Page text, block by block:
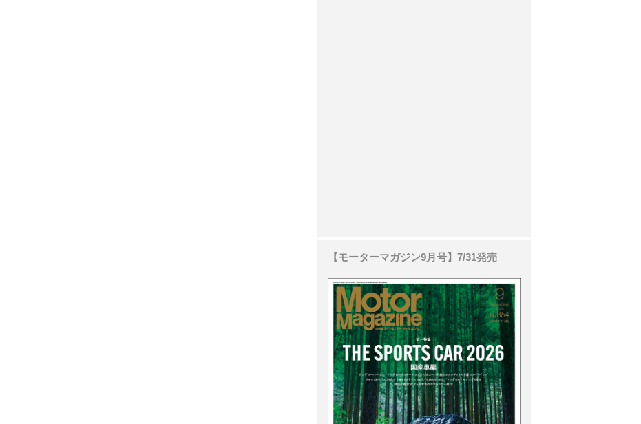
【モーターマガジン9月号】7/31発売